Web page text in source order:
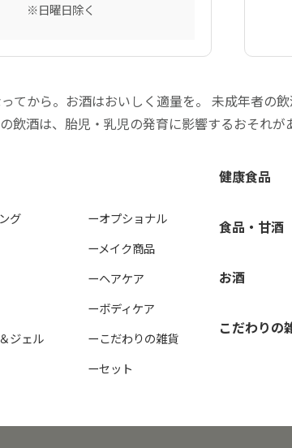
※日曜日除く
てから。お酒はおいしく適量を。 未成年者の
飲酒は、胎児・乳児の発育に影響するおそれが
グ
ジェル
ーオプショナル
ーメイク商品
ーヘアケア
ーボディケア
ーこだわりの雑貨
ーセット
健康食品
食品・甘酒
お酒
こだわりの